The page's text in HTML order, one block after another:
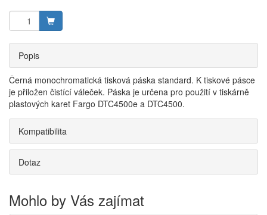
Popis
Černá monochromatická tisková páska standard. K tiskové pásce
je přiložen čistící váleček. Páska je určena pro použití v tiskárně
plastových karet Fargo DTC4500e a DTC4500.
Kompatibilita
Dotaz
Mohlo by Vás zajímat